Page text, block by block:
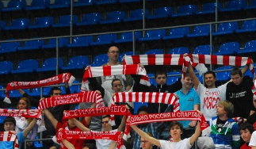
Фотки Отчеты Видео Фанату